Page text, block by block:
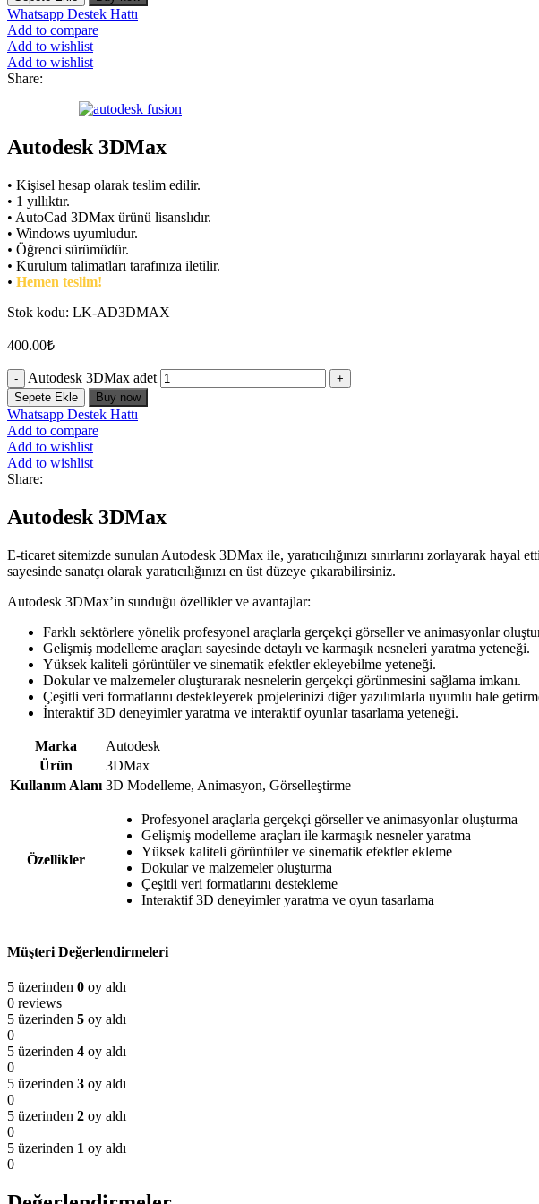
Whatsapp Destek Hattı
Add to compare
Add to wishlist
Add to wishlist
Share:
Autodesk 3DMax
• Kişisel hesap olarak teslim edilir.
• 1 yıllıktır.
• AutoCad 3DMax ürünü lisanslıdır.
• Windows uyumludur.
• Öğrenci sürümüdür.
• Kurulum talimatları tarafınıza iletilir.
• Hemen teslim!
Stok kodu: LK-AD3DMAX
400.00₺
Autodesk 3DMax adet
Sepete Ekle Buy now
Whatsapp Destek Hattı
Add to compare
Add to wishlist
Add to wishlist
Share:
Autodesk 3DMax
E-ticaret sitemizde sunulan Autodesk 3DMax ile, yaratıcılığınızı sınırlarını zorlayarak
sayesinde sanatçı olarak yaratıcılığınızı en üst düzeye çıkarabilirsiniz.
Autodesk 3DMax’in sunduğu özellikler ve avantajlar:
Farklı sektörlere yönelik profesyonel araçlarla gerçekçi görseller ve animasyonlar
Gelişmiş modelleme araçları sayesinde detaylı ve karmaşık nesneleri yaratma yeteneği.
Yüksek kaliteli görüntüler ve sinematik efektler ekleyebilme yeteneği.
Dokular ve malzemeler oluşturarak nesnelerin gerçekçi görünmesini sağlama imkanı.
Çeşitli veri formatlarını destekleyerek projelerinizi diğer yazılımlarla uyumlu hale
İnteraktif 3D deneyimler yaratma ve interaktif oyunlar tasarlama yeteneği.
Marka
Autodesk
Ürün
3DMax
Kullanım Alanı 3D Modelleme, Animasyon, Görselleştirme
Özellikler
Profesyonel araçlarla gerçekçi görseller ve animasyonlar oluşturma
Gelişmiş modelleme araçları ile karmaşık nesneler yaratma
Yüksek kaliteli görüntüler ve sinematik efektler ekleme
Dokular ve malzemeler oluşturma
Çeşitli veri formatlarını destekleme
Interaktif 3D deneyimler yaratma ve oyun tasarlama
Müşteri Değerlendirmeleri
5 üzerinden 0 oy aldı
0 reviews
5 üzerinden 5 oy aldı
0
5 üzerinden 4 oy aldı
0
5 üzerinden 3 oy aldı
0
5 üzerinden 2 oy aldı
0
5 üzerinden 1 oy aldı
0